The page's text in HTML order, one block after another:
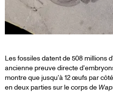
Les fossiles datent de 508 millions
ancienne preuve directe
montre que jusqu'à 12 œufs par
en deux parties sur le corps de